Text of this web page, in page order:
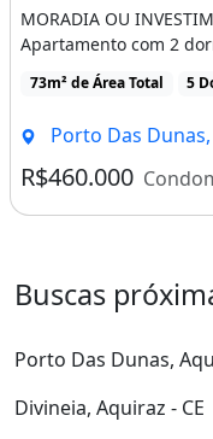
MORADIA OU
Apartamento com 2
73m² de Área Total 5
Porto Das
R$460.000
Buscas
Porto Das Dunas,
Divineia, Aquiraz - CE